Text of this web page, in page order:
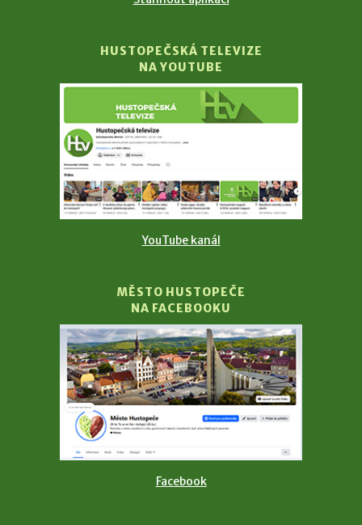
HUSTOPEČSKÁ TELEVIZE
NA YOUTUBE
YouTube kanál
MĚSTO HUSTOPEČE
NA FACEBOOKU
Facebook